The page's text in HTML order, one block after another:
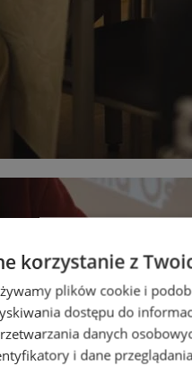
korzystanie z
plików cookie i
dostępu do
danych
i dane